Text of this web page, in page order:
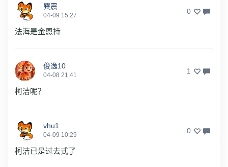
巽震
04-09 15:27 0
法海是金恩持
俊逸10
04-08 21:41 1
柯洁呢？
vhu1
04-09 10:29 0
柯洁已是过去式了